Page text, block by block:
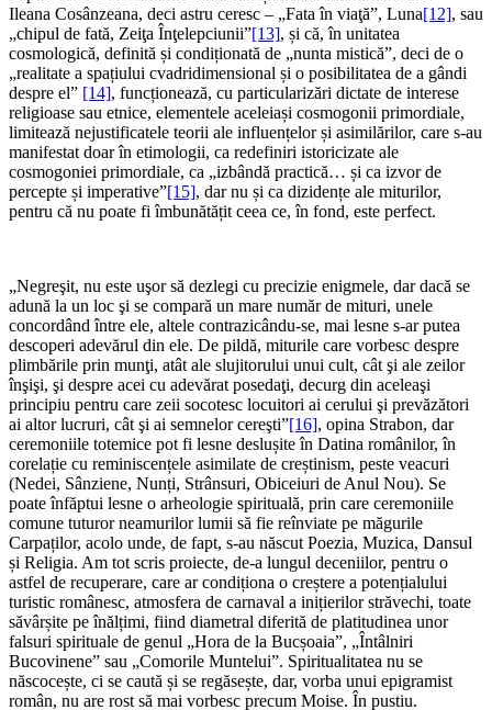
Ileana Cosânzeana, deci astru ceresc – „Fata în viaţă”, Luna[12], sau
„chipul de fată, Zeiţa Înţelepciunii”[13], și că, în unitatea
cosmologică, definită și condiționată de „nunta mistică”, deci de o
„realitate a spațiului cvadridimensional și o posibilitatea de a gândi
despre el” [14], funcționează, cu particularizări dictate de interese
religioase sau etnice, elementele aceleiași cosmogonii primordiale,
limitează nejustificatele teorii ale influențelor și asimilărilor, care s-au
manifestat doar în etimologii, ca redefiniri istoricizate ale
cosmogoniei primordiale, ca „izbândă practică… și ca izvor de
percepte și imperative”[15], dar nu și ca dizidențe ale miturilor,
pentru că nu poate fi îmbunătățit ceea ce, în fond, este perfect.
„Negreşit, nu este uşor să dezlegi cu precizie enigmele, dar dacă se
adună la un loc şi se compară un mare număr de mituri, unele
concordând între ele, altele contrazicându-se, mai lesne s-ar putea
descoperi adevărul din ele. De pildă, miturile care vorbesc despre
plimbările prin munţi, atât ale slujitorului unui cult, cât şi ale zeilor
înşişi, şi despre acei cu adevărat posedaţi, decurg din aceleaşi
principiu pentru care zeii socotesc locuitori ai cerului şi prevăzători
ai altor lucruri, cât şi ai semnelor cereşti”[16], opina Strabon, dar
ceremoniile totemice pot fi lesne deslușite în Datina românilor, în
corelație cu reminiscențele asimilate de creștinism, peste veacuri
(Nedei, Sânziene, Nunți, Strânsuri, Obiceiuri de Anul Nou). Se
poate înfăptui lesne o arheologie spirituală, prin care ceremoniile
comune tuturor neamurilor lumii să fie reînviate pe măgurile
Carpaților, acolo unde, de fapt, s-au născut Poezia, Muzica, Dansul
și Religia. Am tot scris proiecte, de-a lungul deceniilor, pentru o
astfel de recuperare, care ar condiționa o creștere a potențialului
turistic românesc, atmosfera de carnaval a inițierilor străvechi, toate
săvârșite pe înălțimi, fiind diametral diferită de platitudinea unor
falsuri spirituale de genul „Hora de la Bucșoaia”, „Întâlniri
Bucovinene” sau „Comorile Muntelui”. Spiritualitatea nu se
născocește, ci se caută și se regăsește, dar, vorba unui epigramist
român, nu are rost să mai vorbesc precum Moise. În pustiu.